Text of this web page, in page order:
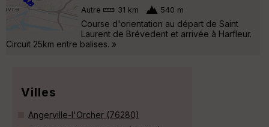
Autre 31 km 540 m
Course d'orientation au départ de Saint
Laurent de Brévedent et arrivée à Harfleur.
Circuit 25km entre balises. »
Villes
Angerville-l'Orcher (76280)